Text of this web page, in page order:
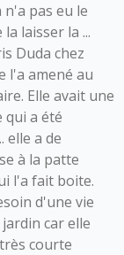
n'a pas eu le
laisser la ...
Duda chez
l'a amené au
Elle avait une
a été
elle a de
à la patte
l'a fait boite.
d'une vie
car elle
courte